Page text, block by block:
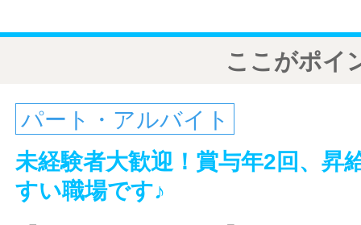
ここがポイ
パート・アルバイト
未経験者大歓迎！賞与年2回、昇
すい職場です♪